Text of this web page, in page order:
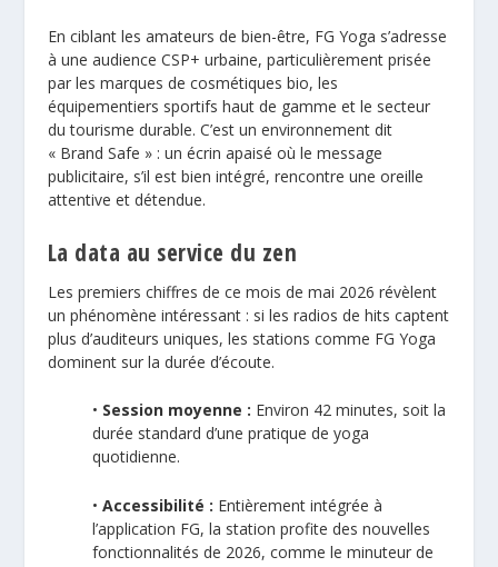
En ciblant les amateurs de bien-être, FG Yoga s’adresse
à une audience CSP+ urbaine, particulièrement prisée
par les marques de cosmétiques bio, les
équipementiers sportifs haut de gamme et le secteur
du tourisme durable. C’est un environnement dit
« Brand Safe » : un écrin apaisé où le message
publicitaire, s’il est bien intégré, rencontre une oreille
attentive et détendue.
La data au service du zen
Les premiers chiffres de ce mois de mai 2026 révèlent
un phénomène intéressant : si les radios de hits captent
plus d’auditeurs uniques, les stations comme FG Yoga
dominent sur la durée d’écoute.
• Session moyenne : Environ 42 minutes, soit la
durée standard d’une pratique de yoga
quotidienne.
• Accessibilité : Entièrement intégrée à
l’application FG, la station profite des nouvelles
fonctionnalités de 2026, comme le minuteur de